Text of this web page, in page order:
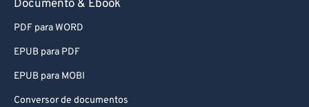
Documento & Ebook
PDF para WORD
EPUB para PDF
EPUB para MOBI
Conversor de documentos